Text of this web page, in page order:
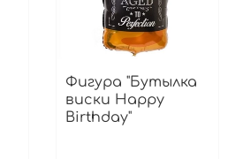
Фигура "Бутылка
виски Happy
Birthday"